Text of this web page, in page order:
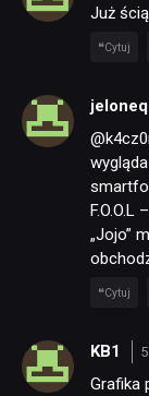
Już
Cytuj
„Jojo”
Cytuj
KB1
Grafika